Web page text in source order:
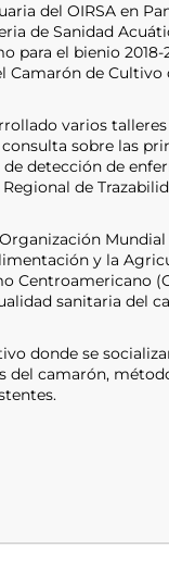
del OIRSA en
de Sanidad
el bienio 2018-
Camarón de Cultivo
varios
sobre las
detección de
de
Mundial
y la
Centroamericano
sanitaria del
donde se
del camarón,